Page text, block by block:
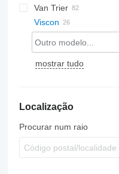
SL
LBV
MC
Van Trier
Viscon
W-series
mostrar tudo
Localização
Procurar num raio